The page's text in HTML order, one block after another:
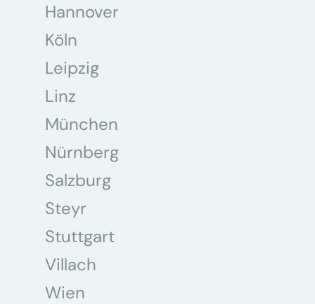
Hannover
Köln
Leipzig
Linz
München
Nürnberg
Salzburg
Steyr
Stuttgart
Villach
Wien